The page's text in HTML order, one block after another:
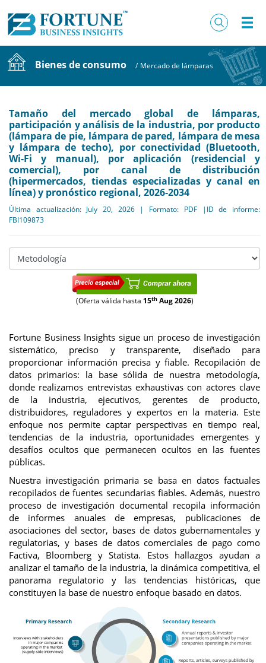
Bienes de consumo / Mercado de lámparas
Tamaño del mercado global de lámparas,
participación y análisis de la industria, por producto
(lámpara de pie, lámpara de pared, lámpara de mesa
y lámpara de techo), por conectividad (Bluetooth,
Wi-Fi y manual), por aplicación (residencial y
comercial), por canal de distribución
(hipermercados, tiendas especializadas y canal en
línea) y pronóstico regional, 2026-2034
Última actualización: July 20, 2026 | Formato: PDF |ID de informe:
FBI109873
(Oferta válida hasta 15thAug 2026)
Fortune Business Insights sigue un proceso de investigación
sistemático, preciso y transparente, diseñado para
proporcionar información precisa y fiable. Recopilación de
datos primarios: la base sólida de nuestra metodología,
donde realizamos entrevistas exhaustivas con actores clave
de la industria, ejecutivos, gerentes de producto,
distribuidores, reguladores y expertos en la materia. Este
enfoque nos permite captar perspectivas en tiempo real,
tendencias de la industria, oportunidades emergentes y
desafíos ocultos que permanecen ocultos en las fuentes
públicas.
Nuestra investigación primaria se basa en datos factuales
recopilados de fuentes secundarias fiables. Además, nuestro
proceso de investigación documental recopila información
de informes anuales de empresas, publicaciones de
asociaciones del sector, bases de datos gubernamentales y
regulatorias, y bases de datos comerciales de pago como
Factiva, Bloomberg y Statista. Estos hallazgos ayudan a
analizar el tamaño de la industria, la dinámica competitiva, el
panorama regulatorio y las tendencias históricas, que
constituyen la base de nuestro enfoque basado en datos.